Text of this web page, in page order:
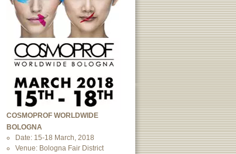
COSMOPROF WORLDWIDE
BOLOGNA
Date: 15-18 March, 2018
Venue: Bologna Fair District